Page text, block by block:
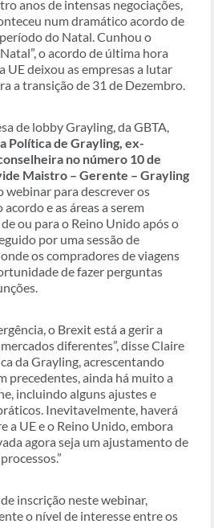
anos de intensas negociações,
num dramático acordo de
do Natal. Cunhou o
o acordo de última hora
UE deixou as empresas a lutar
a transição de 31 de Dezembro.
de lobby Grayling, da GBTA,
Política de Grayling, ex-
no número 10 de
Maistro – Gerente – Grayling
webinar para descrever os
e as áreas a serem
ou para o Reino Unido após o
por uma sessão de
os compradores de viagens
de fazer perguntas
o Brexit está a gerir a
diferentes”, disse Claire
da Grayling, acrescentando
precedentes, ainda há muito a
incluindo alguns ajustes e
Inevitavelmente, haverá
a UE e o Reino Unido, embora
agora seja um ajustamento de
inscrição neste webinar,
o nível de interesse entre os